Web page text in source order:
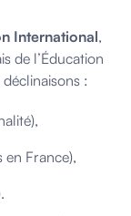
International,
de l’Éducation
:
en France),